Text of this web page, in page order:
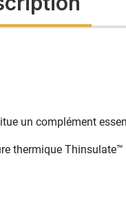
un complément
thermique